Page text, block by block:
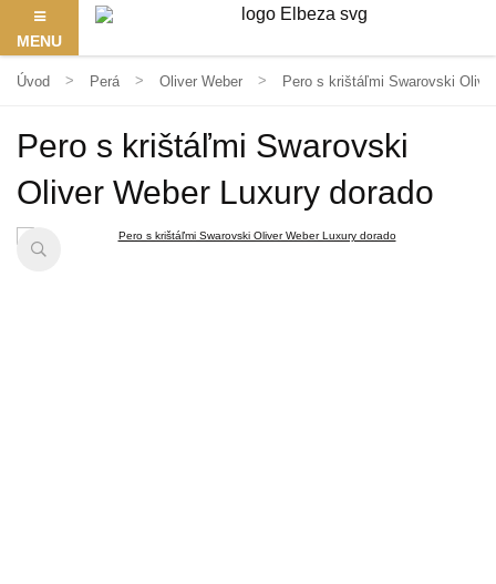
MENU
Úvod Perá Oliver Weber Pero s krištáľmi Swarovski
Pero s krištáľmi Swarovski
Oliver Weber Luxury dorado